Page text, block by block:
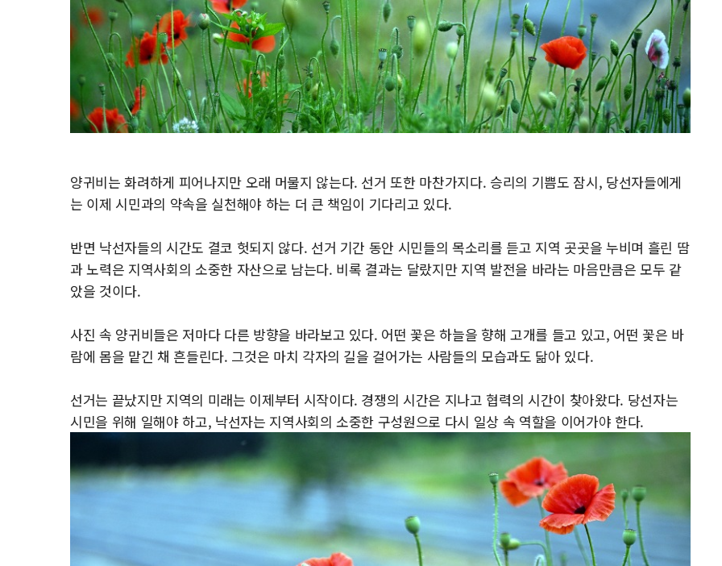
양귀비는 화려하게 피어나지만 오래 머물지 않는다. 선거 또한 마찬가지다. 승리의 기쁨도 잠시, 당선자들에게
는 이제 시민과의 약속을 실천해야 하는 더 큰 책임이 기다리고 있다.
반면 낙선자들의 시간도 결코 헛되지 않다. 선거 기간 동안 시민들의 목소리를 듣고 지역 곳곳을 누비며 흘린 땀
과 노력은 지역사회의 소중한 자산으로 남는다. 비록 결과는 달랐지만 지역 발전을 바라는 마음만큼은 모두 같
았을 것이다.
사진 속 양귀비들은 저마다 다른 방향을 바라보고 있다. 어떤 꽃은 하늘을 향해 고개를 들고 있고, 어떤 꽃은 바
람에 몸을 맡긴 채 흔들린다. 그것은 마치 각자의 길을 걸어가는 사람들의 모습과도 닮아 있다.
선거는 끝났지만 지역의 미래는 이제부터 시작이다. 경쟁의 시간은 지나고 협력의 시간이 찾아왔다. 당선자는
시민을 위해 일해야 하고, 낙선자는 지역사회의 소중한 구성원으로 다시 일상 속 역할을 이어가야 한다.